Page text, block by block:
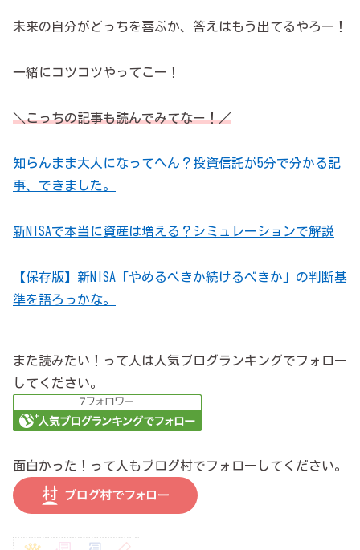
未来の自分がどっちを喜ぶか、答えはもう出てるやろー！
一緒にコツコツやってこー！
＼こっちの記事も読んでみてなー！／
知らんまま大人になってへん？投資信託が5分で分かる記
事、できました。
新NISAで本当に資産は増える？シミュレーションで解説
【保存版】新NISA「やめるべきか続けるべきか」の判断基
準を語ろっかな。
また読みたい！って人は人気ブログランキングでフォロー
してください。
面白かった！って人もブログ村でフォローしてください。